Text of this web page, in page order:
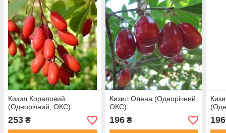
Кизил Кораловий
(Однорічний, ОКС)
253 ₴
Кизил Олена (Однорічний,
ОКС)
196₴ 196